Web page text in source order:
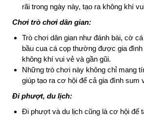
rãi trong ngày này, tạo ra không khí
Chơi trò chơi dân gian:
Trò chơi dân gian như đánh bài, cờ
bầu cua cá cọp thường được gia đình
không khí vui vẻ và gần gũi.
Những trò chơi này không chỉ mang
giúp tạo ra cơ hội để cả gia đình sum
Đi phượt, du lịch:
Đi phượt và du lịch cũng là cơ hội để